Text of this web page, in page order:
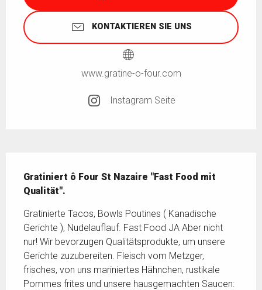
KONTAKTIEREN SIE UNS
www.gratine-o-four.com
Instagram Seite
Gratiniert ô Four St Nazaire "Fast Food mit
Qualität".
Gratinierte Tacos, Bowls Poutines ( Kanadische
Gerichte ), Nudelauflauf. Fast Food JA Aber nicht
nur! Wir bevorzugen Qualitätsprodukte, um unsere
Gerichte zuzubereiten. Fleisch vom Metzger,
frisches, von uns mariniertes Hähnchen, rustikale
Pommes frites und unsere hausgemachten Saucen: